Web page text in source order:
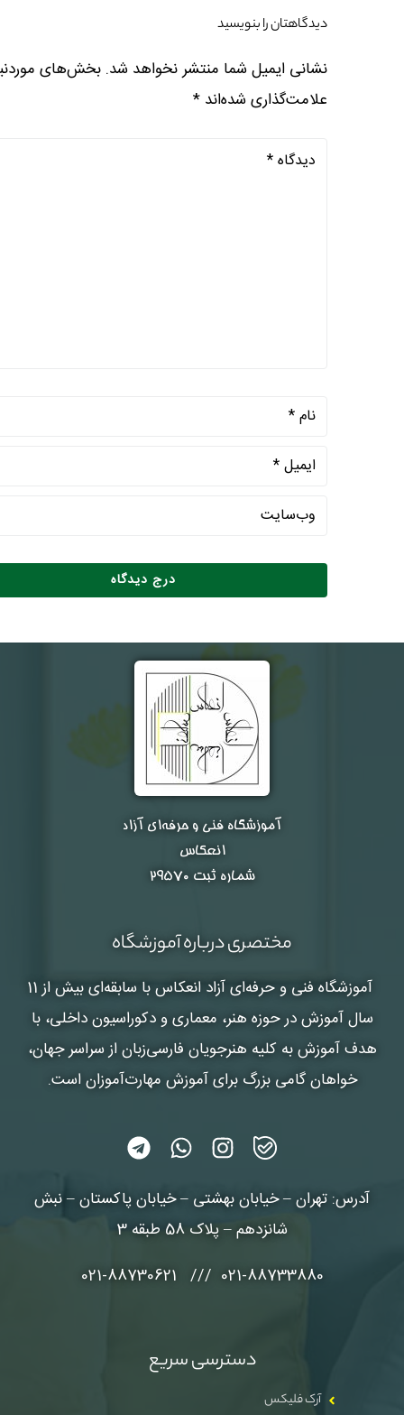
دیدگاهتان را بنویسید
نشانی ایمیل شما منتشر نخواهد شد. بخش‌های
علامت‌گذاری شده‌اند *
آموزشگاه فنی و حرفه‌ای آزاد
انعکاس
شماره ثبت ۲۹۵۷۰
مختصری درباره آموزشگاه
آموزشگاه فنی و حرفه‌ای آزاد انعکاس
با سابقه‌ای بیش از 11
سال آموزش در حوزه هنر، معماری و دکوراسیون داخلی، با
هدف آموزش به کلیه هنرجویان فارسی‌زبان از سراسر جهان،
خواهان گامی بزرگ برای آموزش مهارت‌آموزان است.
آدرس: تهران – خیابان بهشتی – خیابان پاکستان – نبش
شانزدهم – پلاک 58 طبقه 3
021-88733880 /// 021-88730621
دسترسی سریع
آرک فلیکس